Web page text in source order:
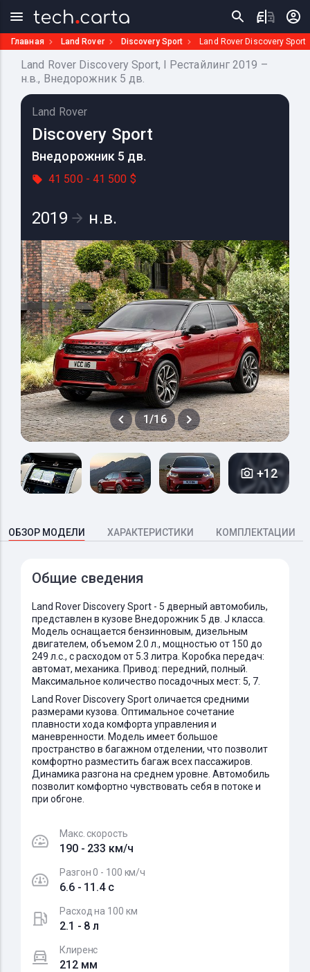
Главная Land Rover Discovery Sport Land Rover Discovery Sport
Land Rover Discovery Sport, I Рестайлинг 2019 –
н.в., Внедорожник 5 дв.
Land Rover
Discovery Sport
Внедорожник 5 дв.
41 500 - 41 500 $
2019 н.в.
1/16
+12
ОБЗОР МОДЕЛИ ХАРАКТЕРИСТИКИ КОМПЛЕКТАЦИИ
Общие сведения
Land Rover Discovery Sport - 5 дверный автомобиль,
представлен в кузове Внедорожник 5 дв. J класса.
Модель оснащается бензинновым, дизельным
двигателем, объемом 2.0 л., мощностью от 150 до
249 л.с., с расходом от 5.3 литра. Коробка передач:
автомат, механика. Привод: передний, полный.
Максимальное количество посадочных мест: 5, 7.
Land Rover Discovery Sport оличается средними
размерами кузова. Оптимальное сочетание
плавности хода комфорта управления и
маневренности. Модель имеет большое
пространство в багажном отделении, что позволит
комфортно разместить багаж всех пассажиров.
Динамика разгона на среднем уровне. Автомобиль
позволит комфортно чувствовать себя в потоке и
при обгоне.
Макс. скорость
190 - 233 км/ч
Разгон 0 - 100 км/ч
6.6 - 11.4 c
Расход на 100 км
2.1 - 8 л
Клиренс
212 мм